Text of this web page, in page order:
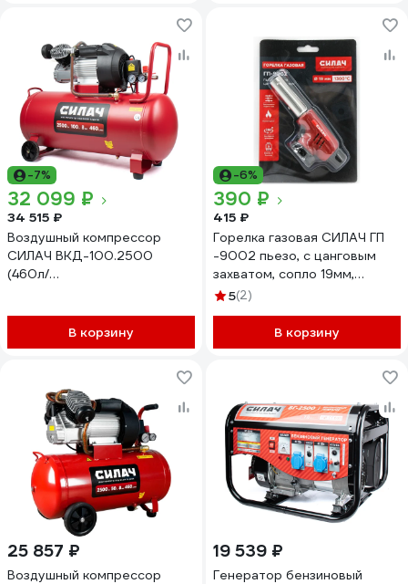
-7%
32 099 ₽
34 515 ₽
Воздушный компрессор
СИЛАЧ ВКД-100.2500
(460л/
мин,объем100л,2,5кВт,8бар,2850об/
В корзину
-6%
390 ₽
415 ₽
Горелка газовая СИЛАЧ ГП
-9002 пьезо, с цанговым
захватом, сопло 19мм,
15,5х5х6 см 025584
5(2)
В корзину
25 857 ₽
Воздушный компрессор
19 539 ₽
Генератор бензиновый